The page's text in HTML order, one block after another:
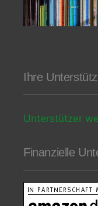
Ihre
Unterstützer
Finanzielle